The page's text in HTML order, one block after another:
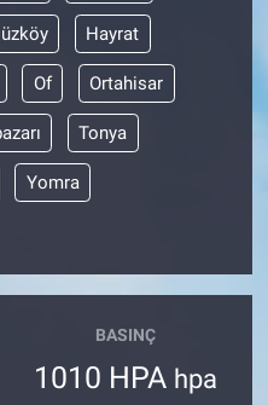
Hayrat
Of Ortahisar
Tonya
Yomra
BASINÇ
1010 HPA hpa